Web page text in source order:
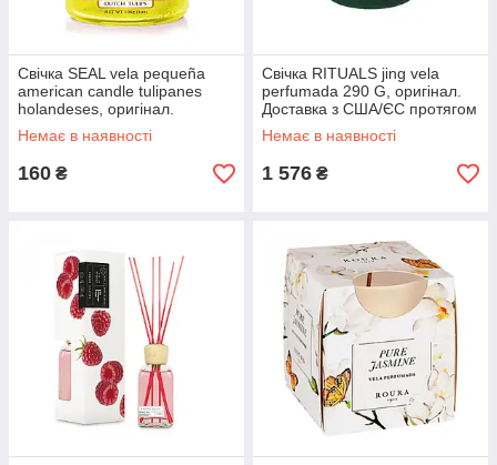
Свічка SEAL vela pequeña
american candle tulipanes
holandeses, оригінал.
Доставка з США/ЄС протягом
14 днів
Немає в наявності
160 ₴
Свічка RITUALS jing vela
perfumada 290 G, оригінал.
Доставка з США/ЄС протягом
14 днів
Немає в наявності
1 576 ₴